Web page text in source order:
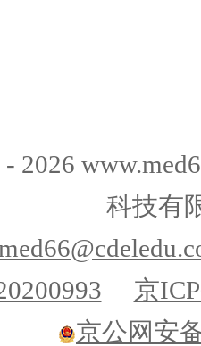
- 2026
科技有
京
京公网安